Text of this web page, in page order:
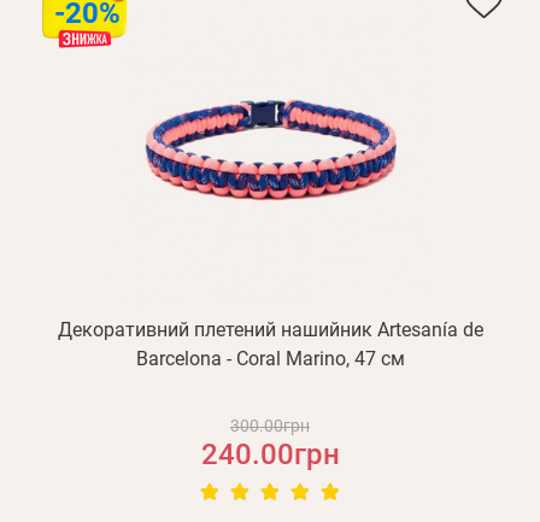
-20%
Декоративний плетений нашийник Artesanía de
Barcelona - Coral Marino, 47 см
300.00грн
240.00грн